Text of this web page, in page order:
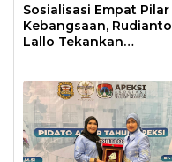
Sosialisasi Empat Pilar
Kebangsaan, Rudianto
Lallo Tekankan